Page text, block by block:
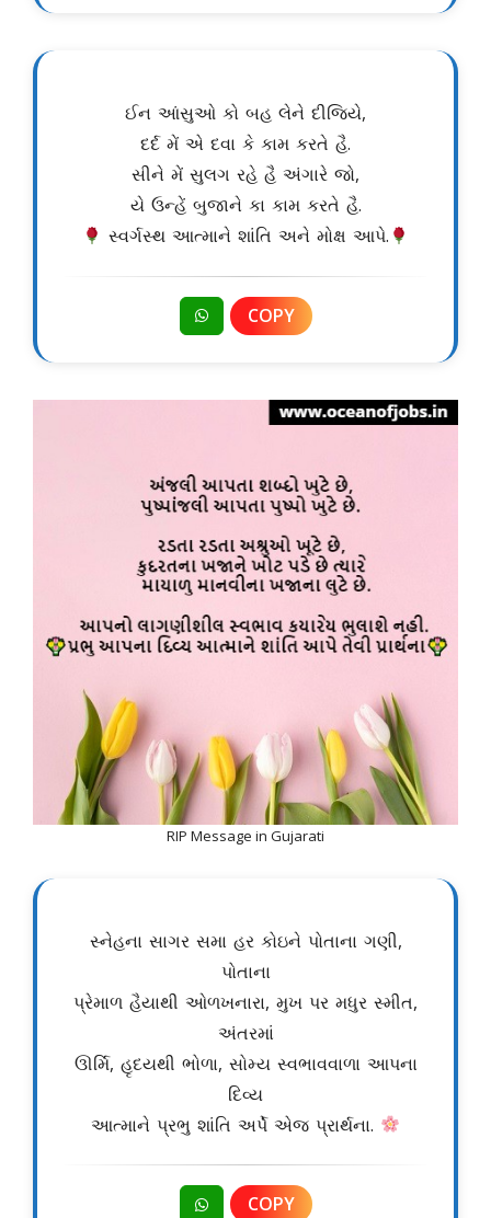
ઈન આંસુઓ કો બહ લેને દીજિયે,
દર્દ મેં એ દવા કે કામ કરતે હૈ.
સીને મેં સુલગ રહે હૈ અંગારે જો,
યે ઉન્હેં બુજાને કા કામ કરતે હૈ.
સ્વર્ગસ્થ આત્માને શાંતિ અને મોક્ષ આપે.
COPY
RIP Message in Gujarati
સ્નેહના સાગર સમા હર કોઇને પોતાના ગણી,
પોતાના
પ્રેમાળ હૈયાથી ઓળખનારા, મુખ પર મધુર સ્મીત,
અંતરમાં
ઊર્મિ, હૃદયથી ભોળા, સોમ્ય સ્વભાવવાળા આપના
દિવ્ય
આત્માને પ્રભુ શાંતિ અર્પે એજ પ્રાર્થના.
COPY